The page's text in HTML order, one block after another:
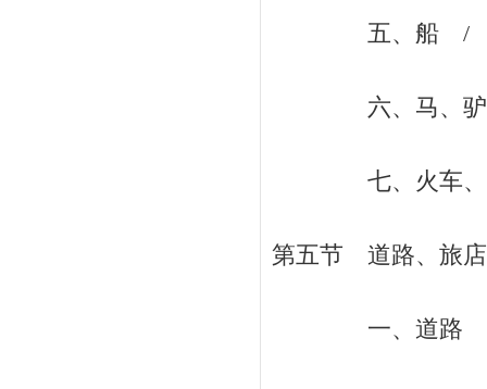
五、船 /
六、马、驴
七、火车、汽
第五节 道路、旅
一、道路 /